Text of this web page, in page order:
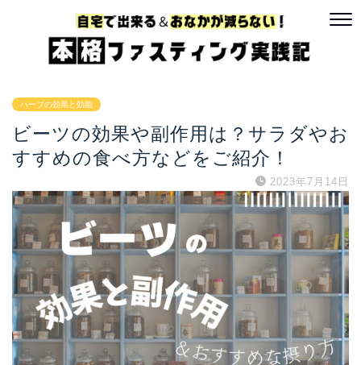
ハーブの効果と効能
ビーツの効果や副作用は？サラダやお
すすめの食べ方などをご紹介！
2023年7月14日